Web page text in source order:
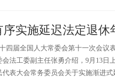
序实施延迟法定退休
四届全国人大常委会第十一次会议
会法工委副主任张勇介绍，9月13
代表大会常务委员会关于实施渐进